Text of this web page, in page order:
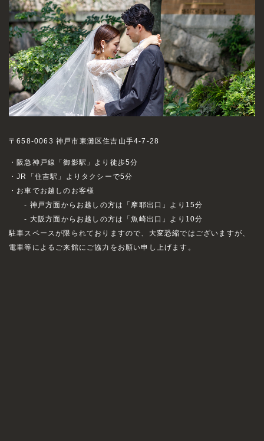
〒658-0063 神戸市東灘区住吉山手4-7-28
・阪急神戸線「御影駅」より徒歩5分
・JR「住吉駅」よりタクシーで5分
・お車でお越しのお客様
- 神戸方面からお越しの方は「摩耶出口」より15分
- 大阪方面からお越しの方は「魚崎出口」より10分
駐車スペースが限られておりますので、大変恐縮ではございますが、
電車等によるご来館にご協力をお願い申し上げます。